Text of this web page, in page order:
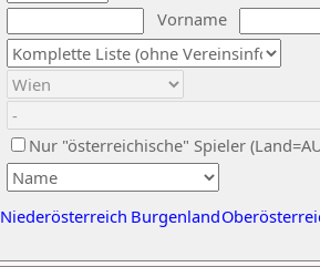
Vorname
Nur "österreichische" Spieler
Niederösterreich Burgenland